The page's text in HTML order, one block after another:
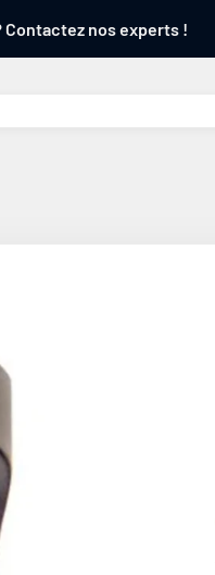
Contactez nos experts !